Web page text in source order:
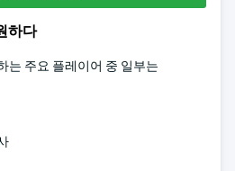
하다
는 주요 플레이어 중 일부는